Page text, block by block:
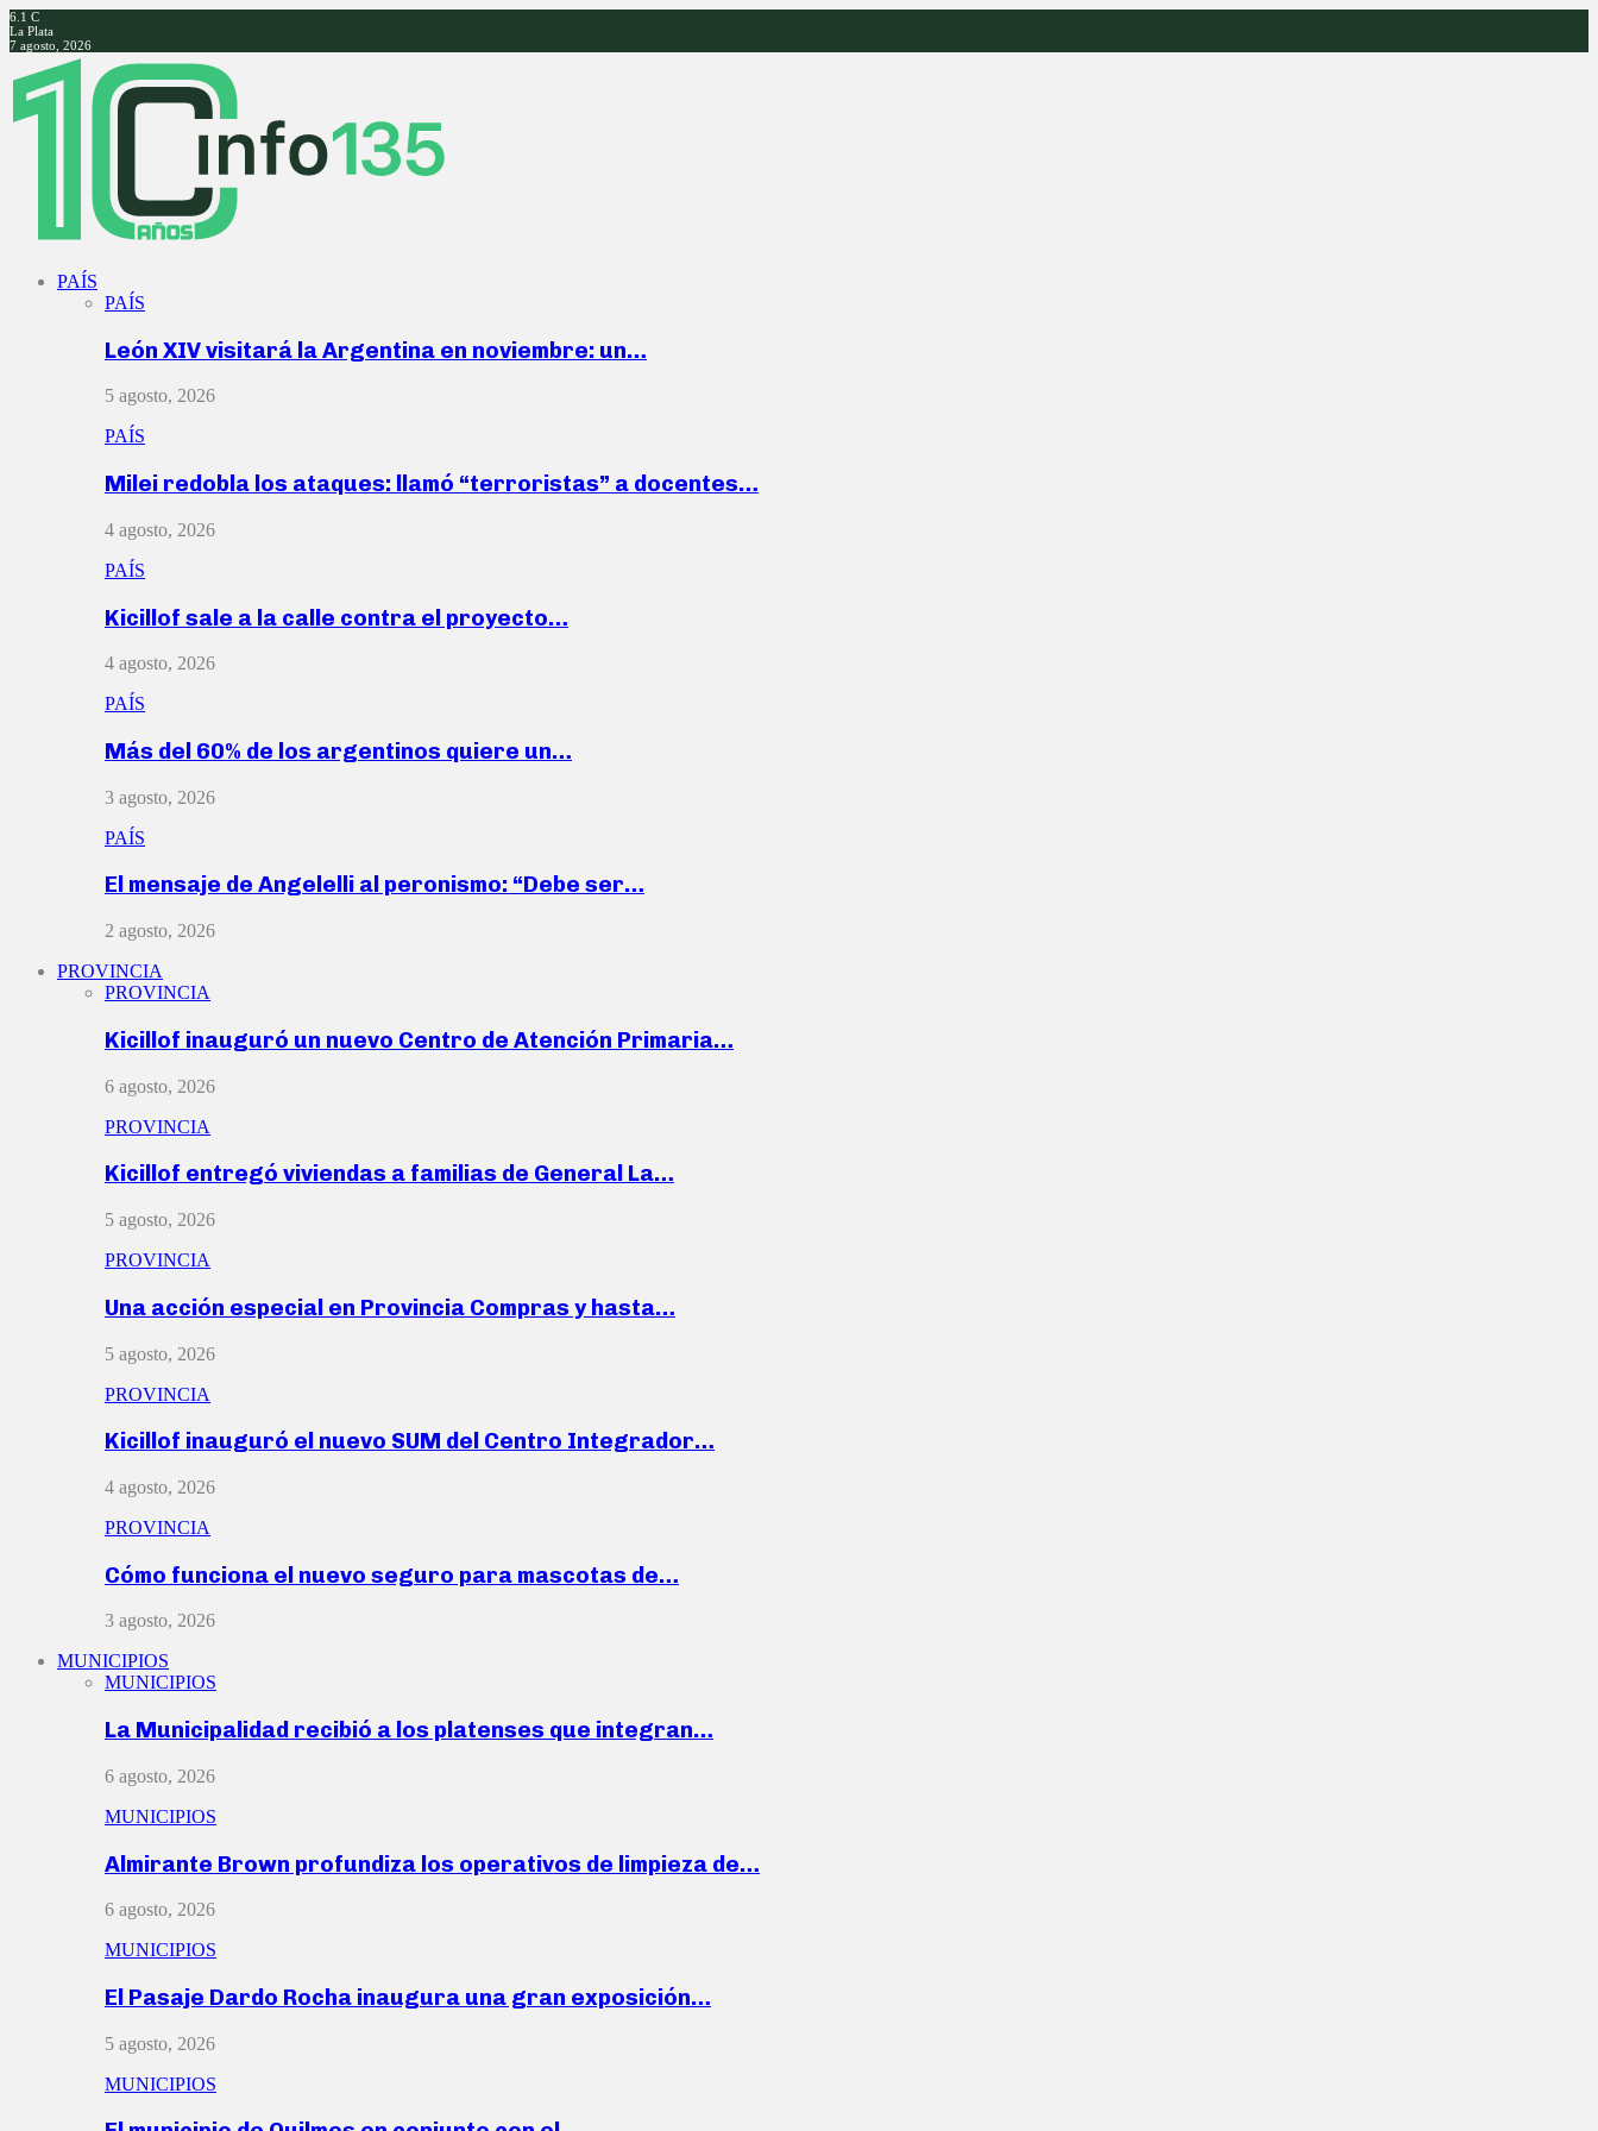
6.1 C
La Plata
7 agosto, 2026
Facebook
Twitter
Instagram
Youtube
PAÍS
PAÍS
León XIV visitará la Argentina en noviembre: un…
5 agosto, 2026
PAÍS
Milei redobla los ataques: llamó “terroristas” a docentes…
4 agosto, 2026
PAÍS
Kicillof sale a la calle contra el proyecto…
4 agosto, 2026
PAÍS
Más del 60% de los argentinos quiere un…
3 agosto, 2026
PAÍS
El mensaje de Angelelli al peronismo: “Debe ser…
2 agosto, 2026
PROVINCIA
PROVINCIA
Kicillof inauguró un nuevo Centro de Atención Primaria…
6 agosto, 2026
PROVINCIA
Kicillof entregó viviendas a familias de General La…
5 agosto, 2026
PROVINCIA
Una acción especial en Provincia Compras y hasta…
5 agosto, 2026
PROVINCIA
Kicillof inauguró el nuevo SUM del Centro Integrador…
4 agosto, 2026
PROVINCIA
Cómo funciona el nuevo seguro para mascotas de…
3 agosto, 2026
MUNICIPIOS
MUNICIPIOS
La Municipalidad recibió a los platenses que integran…
6 agosto, 2026
MUNICIPIOS
Almirante Brown profundiza los operativos de limpieza de…
6 agosto, 2026
MUNICIPIOS
El Pasaje Dardo Rocha inaugura una gran exposición…
5 agosto, 2026
MUNICIPIOS